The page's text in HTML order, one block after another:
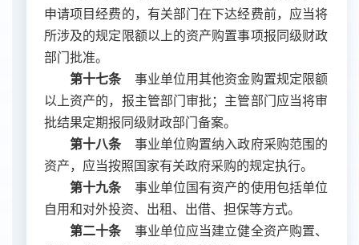
申请项目经费的，有关部门在下达经费前，应当将
所涉及的规定限额以上的资产购置事项报同级财政
部门批准。
第十七条事业单位用其他资金购置规定限额
以上资产的，报主管部门审批；主管部门应当将审
批结果定期报同级财政部门备案。
第十八条事业单位购置纳入政府采购范围的
资产，应当按照国家有关政府采购的规定执行。
第十九条事业单位国有资产的使用包括单位
自用和对外投资、出租、出借、担保等方式。
第二十条事业单位应当建立健全资产购置、